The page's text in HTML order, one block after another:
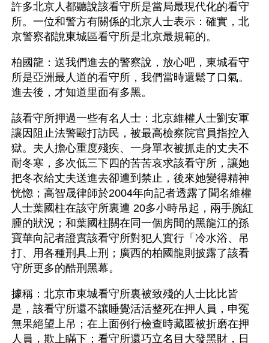
許多北京人都聽說該看守所是當局最現代化的看守
所。一位和警方有關係的北京人士表示：確實，北
京警察都說東城區看守所是北京最規範的。
柏國龍：送我們進去的警察說，放心吧，東城看守
所是亞洲最人道的看守所，我們當時還鬆了口氣。
進去後，才知道里面有多黑。
該看守所押過一些有名人士：北京維權人士劉安軍
讓因阻止法警毆打訪民，被最高檢察院官員指控入
獄。夫人擔心重度殘疾、一身單衣被抓走的丈夫不
耐冬寒，多次低三下四的苦苦哀求該看守所，讓她
把冬衣給丈夫送進去卻遭到禁止，後來她變得精神
恍惚；高智晟律師於2004年向記者透露了聞名維權
人士葉國柱在該守所裏遭 20多小時吊起，兩手腕紅
腫的狀況；和葉國柱關在同一個房間的黑龍江的孫
寶華向記者證實該看守所對犯人實行「冷水浴、吊
打、用各種刑具上刑；廣西的柏國龍則披露了該看
守所更多的酷刑黑幕。
據稱：北京市東城看守所裏被致殘的人士比比皆
是，該看守所還不讓睡覺活活整死在押人員，申冤
無果絕望上吊；在上面例行檢查時藏匿被折磨在押
人員，欺上瞞下；看守所還巧立名目大發黑財，日